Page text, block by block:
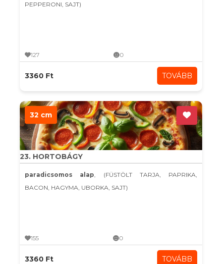
PEPPERONI, SAJT)
127 0
3360 Ft TOVÁBB
32 cm
23. HORTOBÁGY
paradicsomos alap, (FÜSTÖLT TARJA, PAPRIKA,
BACON, HAGYMA, UBORKA, SAJT)
155 0
3360 Ft TOVÁBB